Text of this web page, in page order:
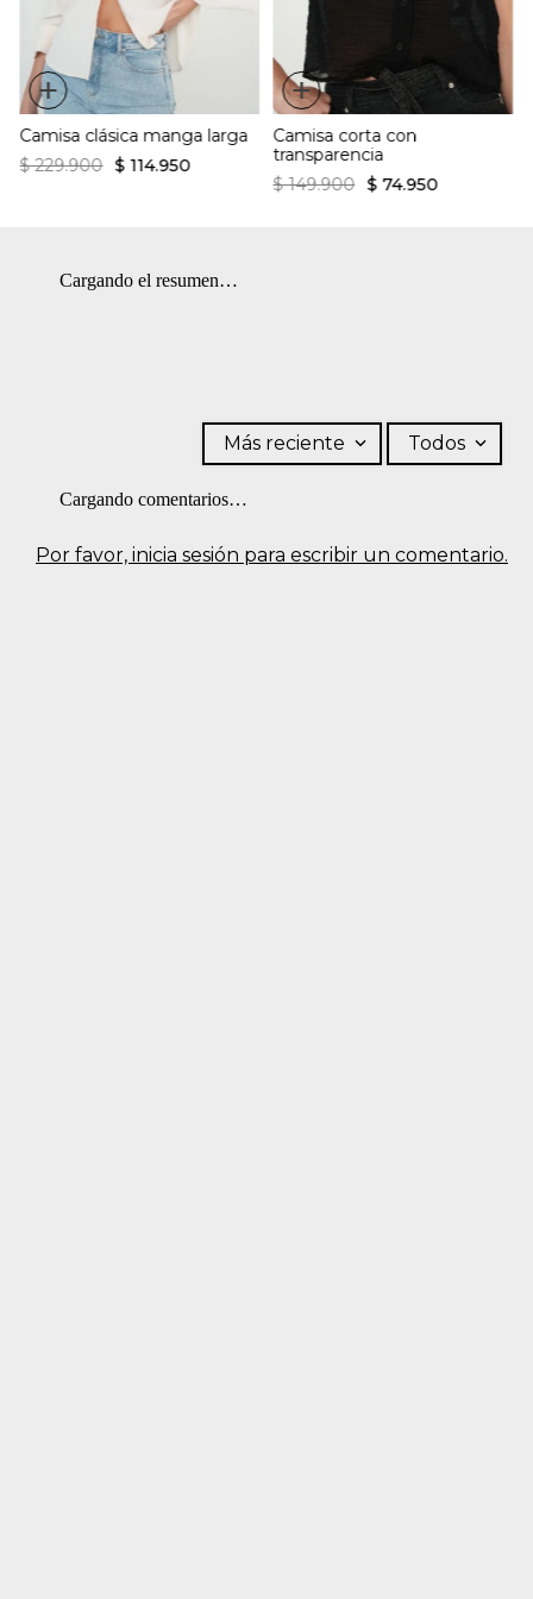
Cuello camisero clásico
Manga corta
Ajuste regular
revés. PLANCHADO: Planchar a una temperatura máxima de la
base de 110 ºC, sin vapor. Planchar con vapor puede causar daño
irreversible. OTROS: No remojar.
+
Camisa clásica manga larga
$ 229.900 $ 114.950
+
Camisa corta con
transparencia
$ 149.900 $ 74.950
Cargando el resumen…
Por favor, inicia sesión para escribir un comentario.
Más reciente Todos
Cargando comentarios…